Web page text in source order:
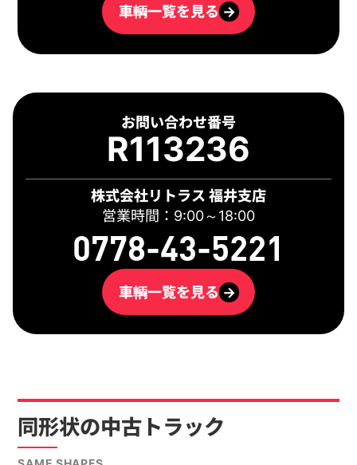
お問い合わせ番号
R113236
株式会社リトラス 福井支店
営業時間：9:00～18:00
0778-43-5221
車輌一覧を見る →
車輌一覧を見る →
同形状の中古トラック